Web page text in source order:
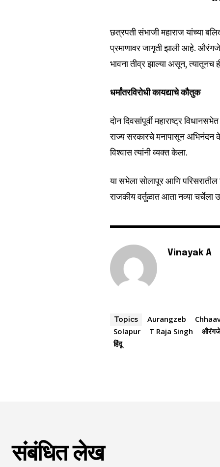
छत्रपती संभाजी महाराज यांच्या
प्रमाणावर जागृती झाली आहे.
भावना तीव्र झाल्या असून, त्यातूनच
धर्मांतरविरोधी कायद्याचे कौतुक
दोन दिवसांपूर्वी महाराष्ट्र
राज्य सरकारचे मनापासून अभिनंदन
विश्वास त्यांनी व्यक्त केला.
या सभेला सोलापूर आणि परिसरातील
राजकीय वर्तुळात आता नव्या
Vinayak A
Topics Aurangzeb
Solapur
T Raja Singh
हिंदू
संबंधित लेख